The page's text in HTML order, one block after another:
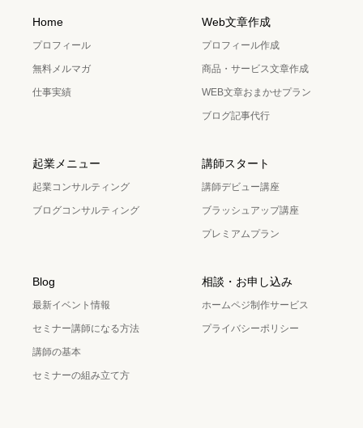
Home
プロフィール
無料メルマガ
仕事実績
Web文章作成
プロフィール作成
商品・サービス文章作成
WEB文章おまかせプラン
ブログ記事代行
起業メニュー
起業コンサルティング
ブログコンサルティング
講師スタート
講師デビュー講座
ブラッシュアップ講座
プレミアムプラン
Blog
最新イベント情報
セミナー講師になる方法
講師の基本
セミナーの組み立て方
相談・お申し込み
ホームペジ制作サービス
プライバシーポリシー